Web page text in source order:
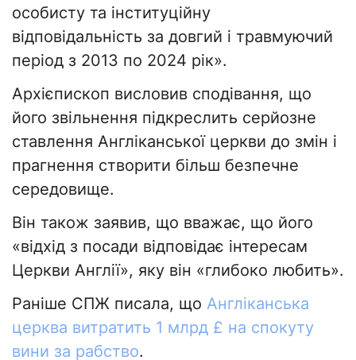
особисту та інституційну
відповідальність за довгий і травмуючий
період з 2013 по 2024 рік».
Архієпископ висловив сподівання, що
його звільнення підкреслить серйозне
ставлення Англіканської церкви до змін і
прагнення створити більш безпечне
середовище.
Він також заявив, що вважає, що його
«відхід з посади відповідає інтересам
Церкви Англії», яку він «глибоко любить».
Раніше СПЖ писала, що Англіканська
церква витратить 1 млрд £ на спокуту
вини за рабство.